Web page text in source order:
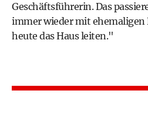
Geschäftsführerin. Das
immer wieder mit
heute das Haus leiten."